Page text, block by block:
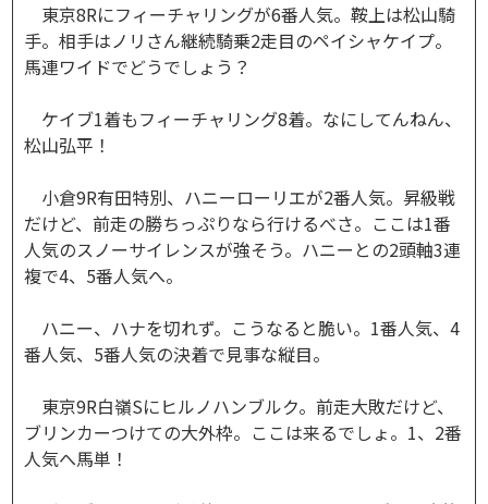
東京8Rにフィーチャリングが6番人気。鞍上は松山騎
手。相手はノリさん継続騎乗2走目のペイシャケイプ。
馬連ワイドでどうでしょう？
ケイブ1着もフィーチャリング8着。なにしてんねん、
松山弘平！
小倉9R有田特別、ハニーローリエが2番人気。昇級戦
だけど、前走の勝ちっぷりなら行けるべさ。ここは1番
人気のスノーサイレンスが強そう。ハニーとの2頭軸3連
複で4、5番人気へ。
ハニー、ハナを切れず。こうなると脆い。1番人気、4
番人気、5番人気の決着で見事な縦目。
東京9R白嶺Sにヒルノハンブルク。前走大敗だけど、
ブリンカーつけての大外枠。ここは来るでしょ。1、2番
人気へ馬単！